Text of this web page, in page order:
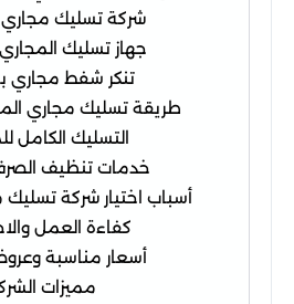
شركة تسليك مجاري
جهاز تسليك
تنكر شفط مجاري
طريقة تسليك مجاري
التسليك الكامل
خدمات تنظيف
أسباب اختيار شركة
كفاءة العمل
أسعار مناسبة
مميزات